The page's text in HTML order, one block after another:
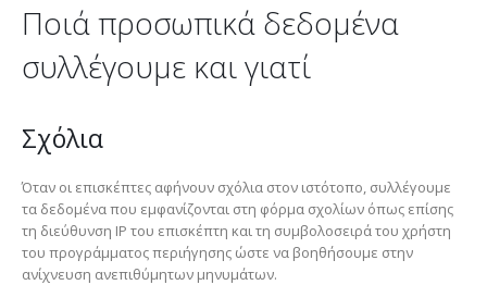
Ποιά προσωπικά δεδομένα
συλλέγουμε και γιατί
Σχόλια
Όταν οι επισκέπτες αφήνουν σχόλια στον ιστότοπο, συλλέγουμε
τα δεδομένα που εμφανίζονται στη φόρμα σχολίων όπως επίσης
τη διεύθυνση IP του επισκέπτη και τη συμβολοσειρά του χρήστη
του προγράμματος περιήγησης ώστε να βοηθήσουμε στην
ανίχνευση ανεπιθύμητων μηνυμάτων.